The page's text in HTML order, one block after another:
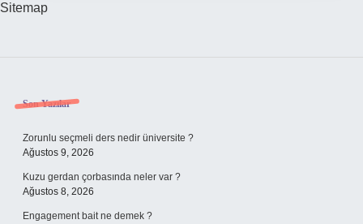
Sitemap
Sidebar
Son Yazılar
Zorunlu seçmeli ders nedir üniversite ?
Ağustos 9, 2026
Kuzu gerdan çorbasında neler var ?
Ağustos 8, 2026
Engagement bait ne demek ?